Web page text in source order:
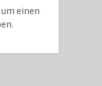
um einen